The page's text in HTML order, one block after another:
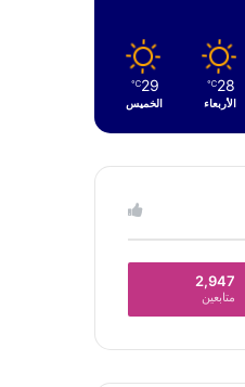
28
℃
الأربعاء
29
℃
الخميس
2,947
متابعين